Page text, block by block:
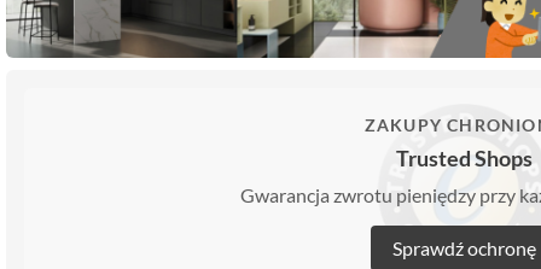
ZAKUPY
Trusted Shops
Gwarancja zwrotu pieniędzy przy
Sprawdź ochronę